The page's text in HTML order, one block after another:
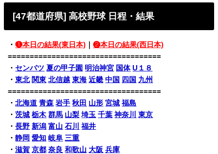
[47都道府県] 高校野球 日程・結果
・❶本日の結果(東日本) ｜❷本日の結果(西日本)
===================================
・ センバツ 夏の甲子園 明治神宮 国体 U１８
・東北 関東 北信越 東海 近畿 中国 四国 九州
===================================
・北海道 青森 岩手 秋田 山形 宮城 福島
・茨城 栃木 群馬 山梨 埼玉 千葉 神奈川
東京
・長野 新潟 富山 石川
福井
・静岡 愛知 岐阜 三重
・滋賀 京都 奈良 和歌山 大阪 兵庫